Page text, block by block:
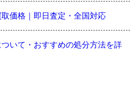
価格｜即日査定・全国対応
いて・おすすめの処分方法を詳